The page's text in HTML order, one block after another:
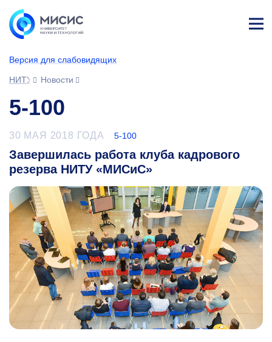
Версия для слабовидящих
НИТУ МИСИС
Новости
5-100
30 МАЯ 2018 ГОДА 5-100
Завершилась работа клуба кадрового
резерва НИТУ «МИСиС»